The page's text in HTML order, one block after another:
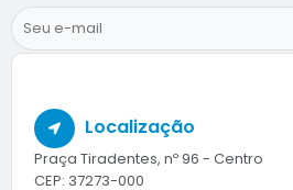
Localização
Praça Tiradentes, nº 96 - Centro
CEP: 37273-000